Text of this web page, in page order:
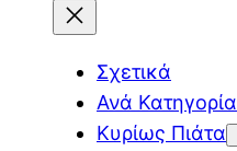
Σχετικά
Ανά Κατηγορία
Κυρίως Πιάτα